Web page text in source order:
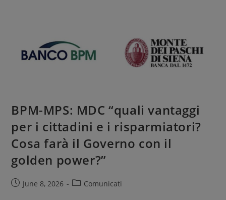
BPM-MPS: MDC “quali vantaggi
per i cittadini e i risparmiatori?
Cosa farà il Governo con il
golden power?”
June 8, 2026 Comunicati